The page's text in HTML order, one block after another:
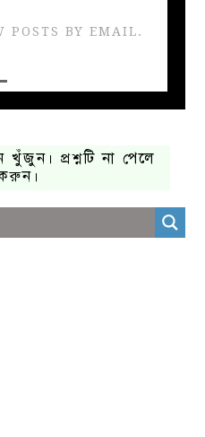
POSTS BY EMAIL.
প্রশ্নটি না পেলে
করুন।